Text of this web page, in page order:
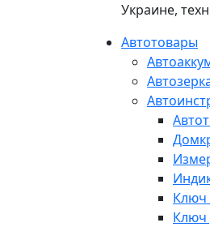
Украине,
Автотовары
Ключ
Ключ